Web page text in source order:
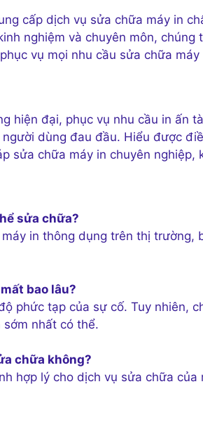
cấp dịch vụ sửa chữa máy in
nghiệm và chuyên môn, chúng
vụ mọi nhu cầu sửa chữa máy
hiện đại, phục vụ nhu cầu in ấn
dùng đau đầu. Hiểu được
sửa chữa máy in chuyên nghiệp,
sửa chữa?
in thông dụng trên thị trường,
bao lâu?
phức tạp của sự cố. Tuy nhiên,
nhất có thể.
chữa không?
hợp lý cho dịch vụ sửa chữa